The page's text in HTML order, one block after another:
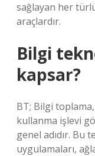
sağlayan her türlü
araçlardır.
Bilgi
kapsar?
BT; Bilgi
kullanma işlevi
genel adıdır. Bu
uygulamaları,